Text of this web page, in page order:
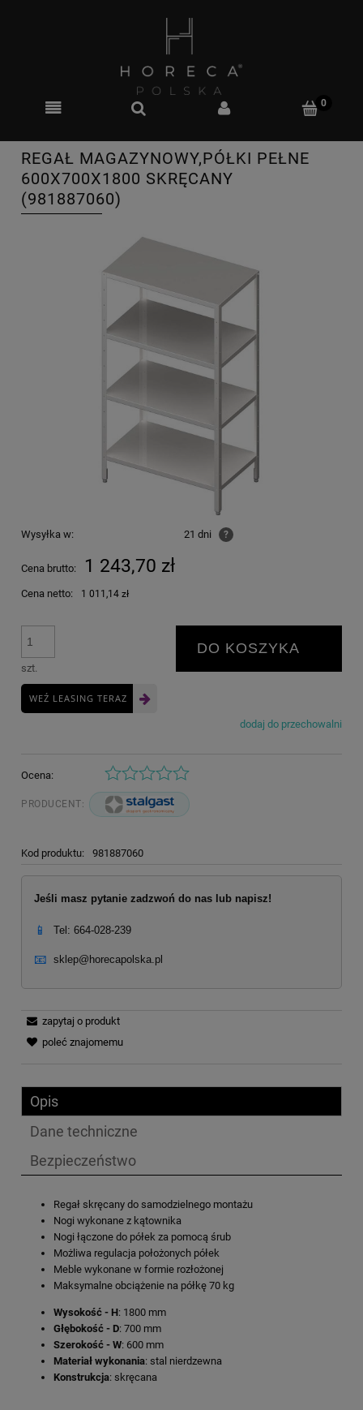
REGAŁ MAGAZYNOWY,PÓŁKI PEŁNE
600X700X1800 SKRĘCANY
(981887060)
Wysyłka w: 21 dni ?
Cena brutto: 1 243,70 zł
Cena netto: 1 011,14 zł
szt.
DO KOSZYKA
WEŹ LEASING TERAZ
dodaj do przechowalni
Ocena:
PRODUCENT:
Kod produktu: 981887060
Jeśli masz pytanie zadzwoń do nas lub napisz!
📱 Tel: 664-028-239
📧 sklep@horecapolska.pl
zapytaj o produkt
poleć znajomemu
Opis
Dane techniczne
Bezpieczeństwo
Regał skręcany do samodzielnego montażu
Nogi wykonane z kątownika
Nogi łączone do półek za pomocą śrub
Możliwa regulacja położonych półek
Meble wykonane w formie rozłożonej
Maksymalne obciążenie na półkę 70 kg
Wysokość - H: 1800 mm
Głębokość - D: 700 mm
Szerokość - W: 600 mm
Materiał wykonania: stal nierdzewna
Konstrukcja: skręcana